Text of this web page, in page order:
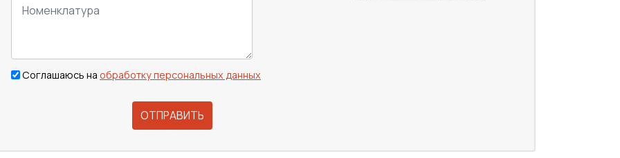
Соглашаюсь на обработку персональных данных
ОТПРАВИТЬ